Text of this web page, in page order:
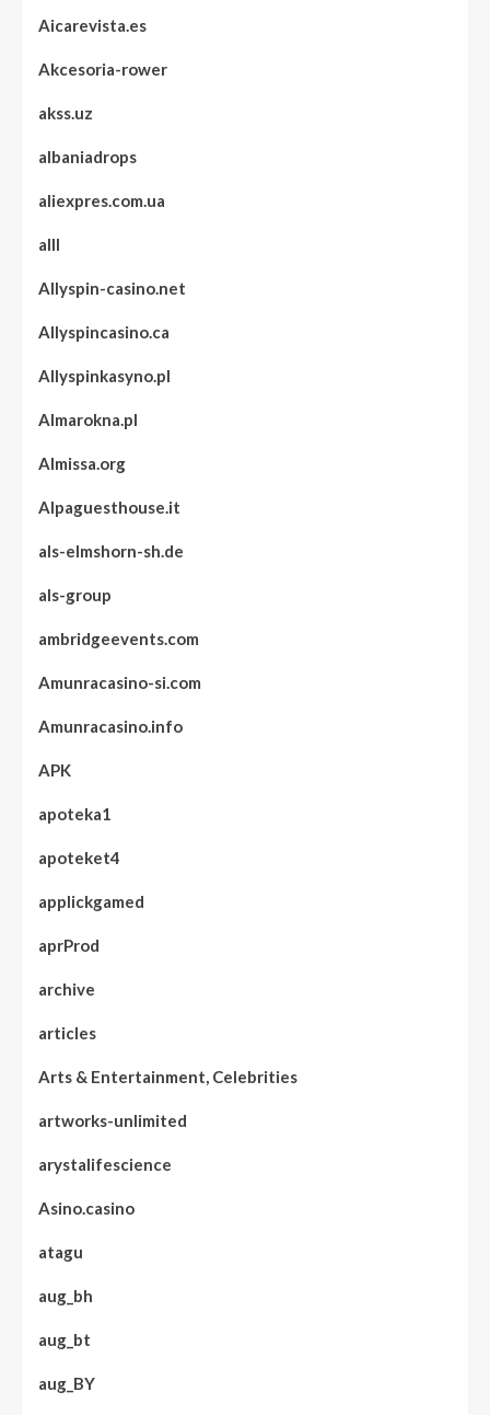
Aicarevista.es
Akcesoria-rower
akss.uz
albaniadrops
aliexpres.com.ua
alll
Allyspin-casino.net
Allyspincasino.ca
Allyspinkasyno.pl
Almarokna.pl
Almissa.org
Alpaguesthouse.it
als-elmshorn-sh.de
als-group
ambridgeevents.com
Amunracasino-si.com
Amunracasino.info
APK
apoteka1
apoteket4
applickgamed
aprProd
archive
articles
Arts & Entertainment, Celebrities
artworks-unlimited
arystalifescience
Asino.casino
atagu
aug_bh
aug_bt
aug_BY